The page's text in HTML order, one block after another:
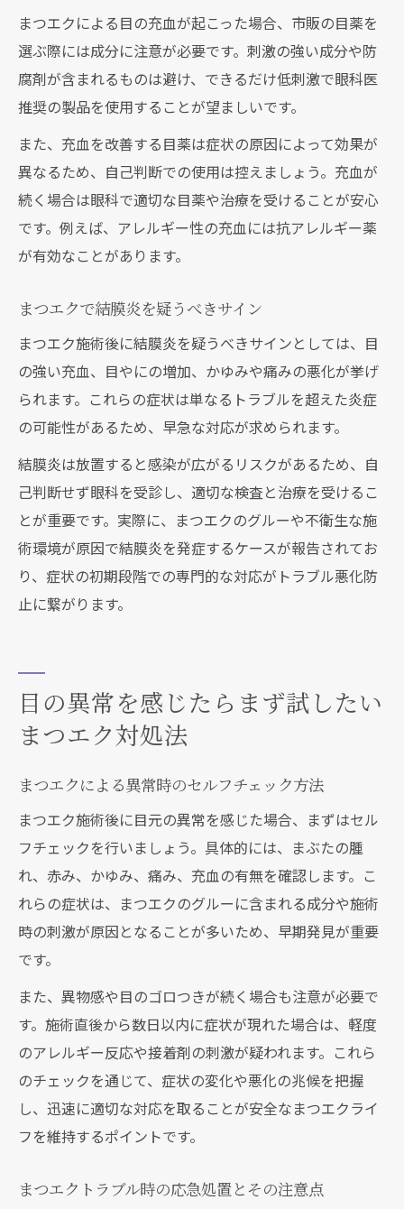
まつエクによる目の充血が起こった場合、市販の目薬を
選ぶ際には成分に注意が必要です。刺激の強い成分や防
腐剤が含まれるものは避け、できるだけ低刺激で眼科医
推奨の製品を使用することが望ましいです。
また、充血を改善する目薬は症状の原因によって効果が
異なるため、自己判断での使用は控えましょう。充血が
続く場合は眼科で適切な目薬や治療を受けることが安心
です。例えば、アレルギー性の充血には抗アレルギー薬
が有効なことがあります。
まつエクで結膜炎を疑うべきサイン
まつエク施術後に結膜炎を疑うべきサインとしては、目
の強い充血、目やにの増加、かゆみや痛みの悪化が挙げ
られます。これらの症状は単なるトラブルを超えた炎症
の可能性があるため、早急な対応が求められます。
結膜炎は放置すると感染が広がるリスクがあるため、自
己判断せず眼科を受診し、適切な検査と治療を受けるこ
とが重要です。実際に、まつエクのグルーや不衛生な施
術環境が原因で結膜炎を発症するケースが報告されてお
り、症状の初期段階での専門的な対応がトラブル悪化防
止に繋がります。
目の異常を感じたらまず試したい
まつエク対処法
まつエクによる異常時のセルフチェック方法
まつエク施術後に目元の異常を感じた場合、まずはセル
フチェックを行いましょう。具体的には、まぶたの腫
れ、赤み、かゆみ、痛み、充血の有無を確認します。こ
れらの症状は、まつエクのグルーに含まれる成分や施術
時の刺激が原因となることが多いため、早期発見が重要
です。
また、異物感や目のゴロつきが続く場合も注意が必要で
す。施術直後から数日以内に症状が現れた場合は、軽度
のアレルギー反応や接着剤の刺激が疑われます。これら
のチェックを通じて、症状の変化や悪化の兆候を把握
し、迅速に適切な対応を取ることが安全なまつエクライ
フを維持するポイントです。
まつエクトラブル時の応急処置とその注意点